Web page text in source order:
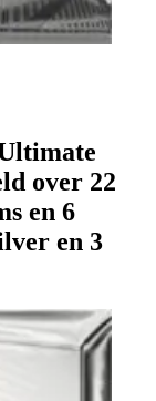
over 22
en 6
en 3